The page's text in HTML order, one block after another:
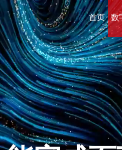
首页 数